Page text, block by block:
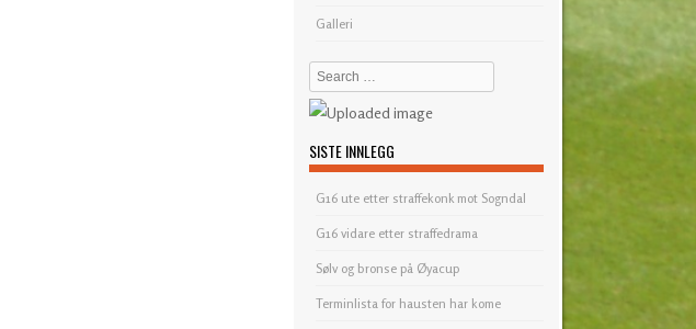
Galleri
Search
SISTE INNLEGG
G16 ute etter straffekonk mot Sogndal
G16 vidare etter straffedrama
Sølv og bronse på Øyacup
Terminlista for hausten har kome